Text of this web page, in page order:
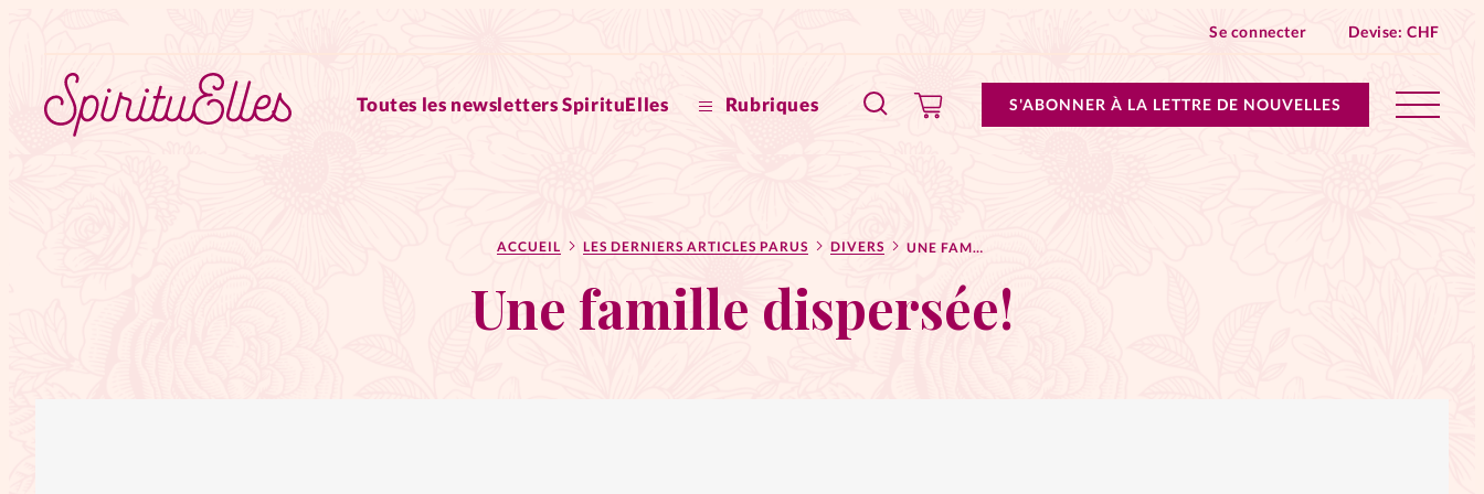
Toutes les newsletters SpirituElles Rubriques
Se connecter Devise:CHF
S'ABONNER À LA LETTRE DE NOUVELLES
Bible
Faire un don
La Boutique
ACCUEIL LES DERNIERS ARTICLES PARUS DIVERS UNE FAMILLE DISPERSÉE!
Une famille dispersée!